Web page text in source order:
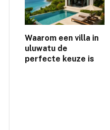
Waarom een villa in
uluwatu de
perfecte keuze is